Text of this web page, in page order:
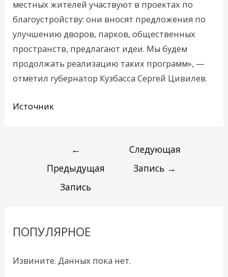
местных жителей участвуют в проектах по
благоустройству: они вносят предложения по
улучшению дворов, парков, общественных
пространств, предлагают идеи. Мы будем
продолжать реализацию таких программ», —
отметил губернатор Кузбасса Сергей Цивилев.
Источник
←
Предыдущая
Запись
Следующая
Запись →
ПОПУЛЯРНОЕ
Извините. Данных пока нет.